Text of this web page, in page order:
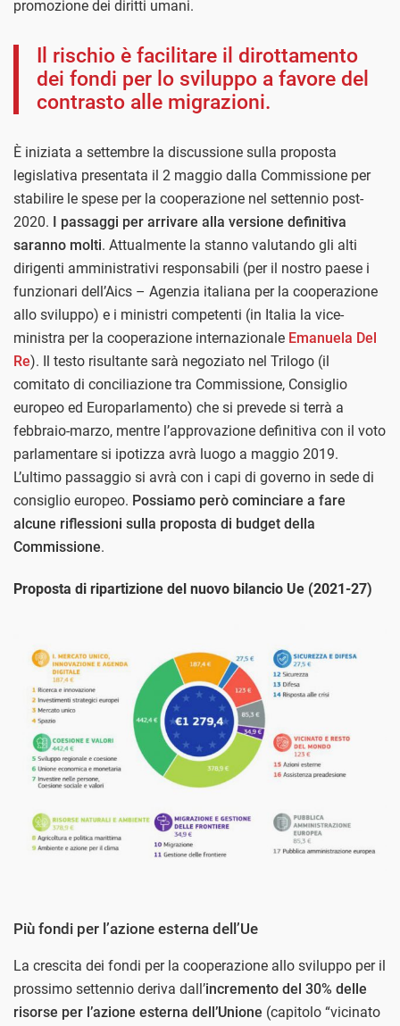
promozione dei diritti umani.
Il rischio è facilitare il dirottamento
dei fondi per lo sviluppo a favore del
contrasto alle migrazioni.
È iniziata a settembre la discussione sulla proposta
legislativa presentata il 2 maggio dalla Commissione per
stabilire le spese per la cooperazione nel settennio post-
2020. I passaggi per arrivare alla versione definitiva
saranno molti. Attualmente la stanno valutando gli alti
dirigenti amministrativi responsabili (per il nostro paese i
funzionari dell’Aics – Agenzia italiana per la cooperazione
allo sviluppo) e i ministri competenti (in Italia la vice-
ministra per la cooperazione internazionale Emanuela Del
Re). Il testo risultante sarà negoziato nel Trilogo (il
comitato di conciliazione tra Commissione, Consiglio
europeo ed Europarlamento) che si prevede si terrà a
febbraio-marzo, mentre l’approvazione definitiva con il voto
parlamentare si ipotizza avrà luogo a maggio 2019.
L’ultimo passaggio si avrà con i capi di governo in sede di
consiglio europeo. Possiamo però cominciare a fare
alcune riflessioni sulla proposta di budget della
Commissione.
Proposta di ripartizione del nuovo bilancio Ue (2021-27)
Più fondi per l’azione esterna dell’Ue
La crescita dei fondi per la cooperazione allo sviluppo per il
prossimo settennio deriva dall’incremento del 30% delle
risorse per l’azione esterna dell’Unione (capitolo “vicinato